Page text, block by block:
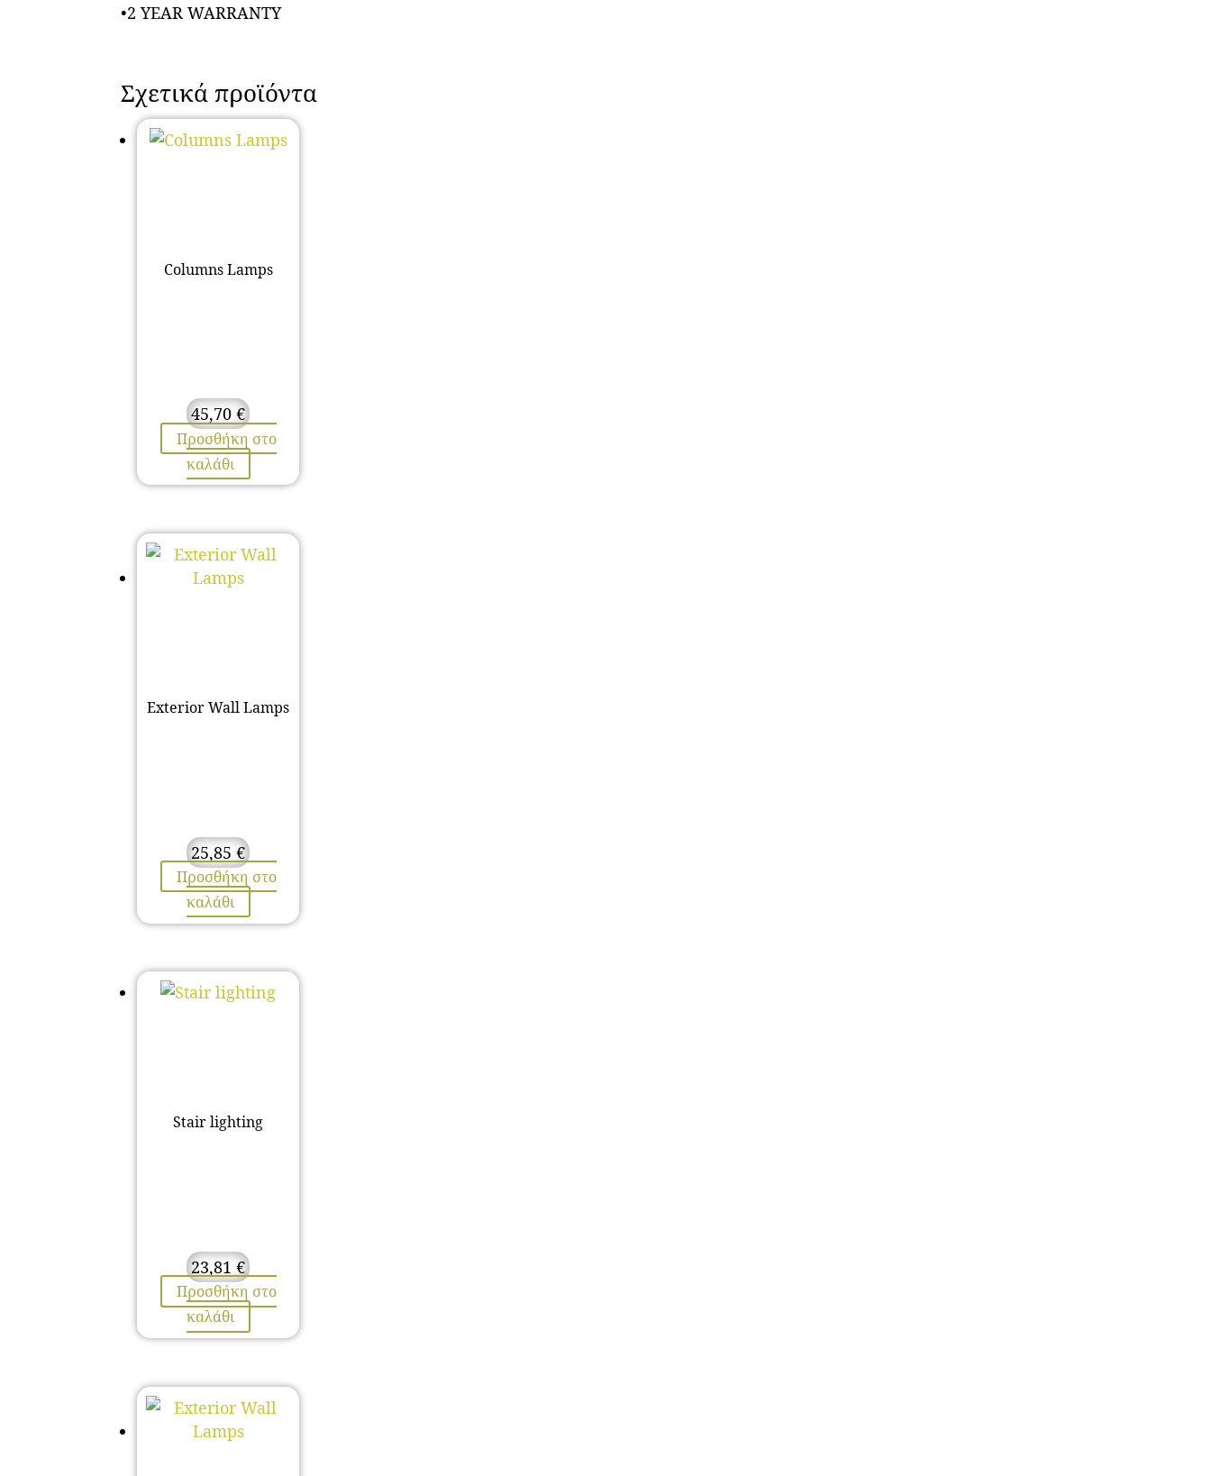
•2 YEAR WARRANTY
Σχετικά προϊόντα
Columns Lamps
45,70 €
Προσθήκη στο
καλάθι
Exterior Wall Lamps
25,85 €
Προσθήκη στο
καλάθι
Stair lighting
23,81 €
Προσθήκη στο
καλάθι